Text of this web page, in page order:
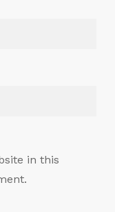
in this